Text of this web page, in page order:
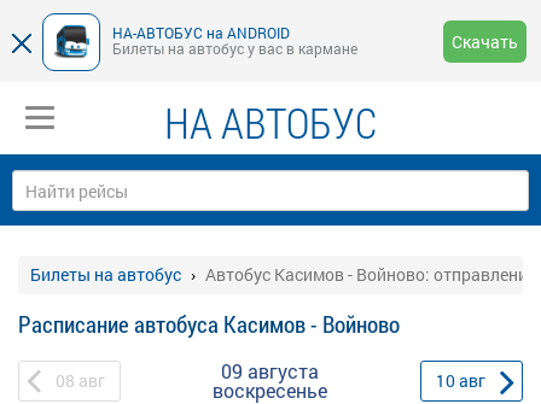
НА-АВТОБУС на ANDROID
Билеты на автобус у вас в кармане
Скачать
НА АВТОБУС
Билеты на автобус Автобус Касимов - Войново: отправление
Расписание автобуса Касимов - Войново
08 авг 09 августа
воскресенье 10авг